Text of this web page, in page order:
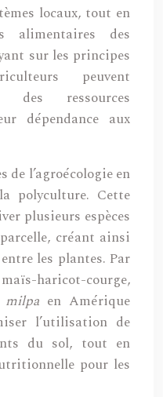
locaux, tout en
alimentaires des
sur les principes
peuvent
des ressources
dépendance aux
de l’agroécologie en
polyculture. Cette
plusieurs espèces
créant ainsi
les plantes. Par
haricot-courge,
milpa en Amérique
l’utilisation de
du sol, tout en
pour les